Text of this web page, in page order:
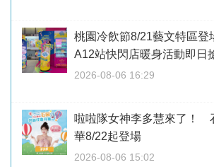
桃園冷飲節8/21藝文特區
A12站快閃店暖身活動即日
2026-08-06 16:29
啦啦隊女神李多慧來了！
華8/22起登場
2026-08-06 15:02